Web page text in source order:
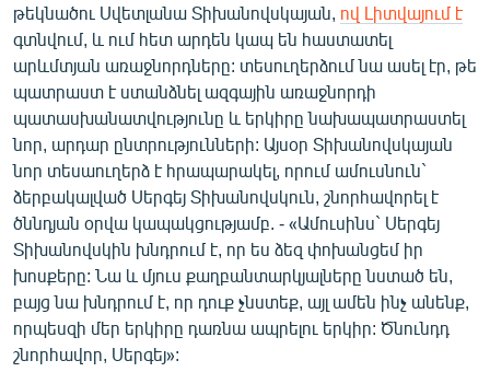
թեկնածու Սվետլանա Տիխանովսկայան, ով Լիտվայում է
գտնվում, և ում հետ արդեն կապ են հաստատել
արևմտյան առաջնորդները: տեսուղերձում նա ասել էր, թե
պատրաստ է ստանձնել ազգային առաջնորդի
պատասխանատվությունը և երկիրը նախապատրաստել
նոր, արդար ընտրությունների: Այսօր Տիխանովսկայան
նոր տեսաուղերձ է հրապարակել, որում ամուսնուն`
ձերբակալված Սերգեյ Տիխանովսկուն, շնորհավորել է
ծննդյան օրվա կապակցությամբ. - «Ամուսինս` Սերգեյ
Տիխանովսկին խնդրում է, որ ես ձեզ փոխանցեմ իր
խոսքերը: Նա և մյուս քաղբանտարկյալները նստած են,
բայց նա խնդրում է, որ դուք չնստեք, այլ ամեն ինչ անենք,
որպեսզի մեր երկիրը դառնա ապրելու երկիր: Ծնունդդ
շնորհավոր, Սերգեյ»: